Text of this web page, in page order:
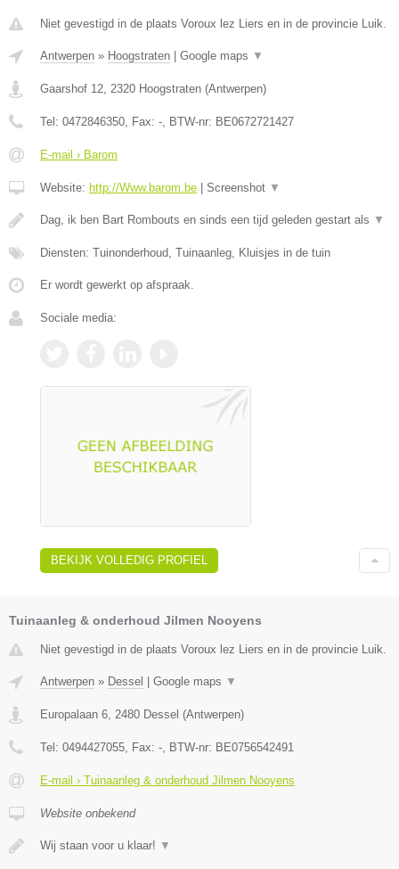
Niet gevestigd in de plaats Voroux lez Liers en in de provincie Luik.
Antwerpen » Hoogstraten | Google maps ▼
Gaarshof 12 2320 Hoogstraten (Antwerpen)
Tel: 0472846350 , Fax: - , BTW-nr: BE0672721427
E-mail › Barom
Website: http://Www.barom.be | Screenshot ▼
Dag, ik ben Bart Rombouts en sinds een tijd geleden gestart als ▼
Diensten: Tuinonderhoud, Tuinaanleg, Kluisjes in de tuin
Er wordt gewerkt op afspraak.
Sociale media:
BEKIJK VOLLEDIG PROFIEL
Tuinaanleg & onderhoud Jilmen Nooyens
Niet gevestigd in de plaats Voroux lez Liers en in de provincie Luik.
Antwerpen » Dessel Google maps ▼
Europalaan 6, 2480 Dessel (Antwerpen)
Tel: 0494427055, Fax: -, BTW-nr: BE0756542491
E-mail › Tuinaanleg & onderhoud Jilmen Nooyens
Website onbekend
Wij staan voor u klaar! ▼